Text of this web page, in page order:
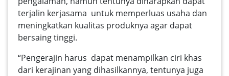
terjalin kerjasama untuk memperluas usaha dan
meningkatkan kualitas produknya agar dapat
bersaing tinggi.
“Pengerajin harus dapat menampilkan ciri khas
dari kerajinan yang dihasilkannya, tentunya juga